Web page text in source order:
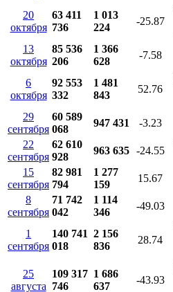
20
октября
63 411
736
1 013
224
-25.87
13
октября
85 536
206
1 366
628
-7.58
6
октября
92 553
332
1 481
843
52.76
29
сентября
60 589
068
947 431 -3.23
22
сентября
62 610
928
963 635 -24.55
15
сентября
82 981
794
1 277
159
15.67
8
сентября
71 742
042
1 114
346
-49.03
1
сентября
140 741
018
2 156
836
28.74
25
августа
109 317
746
1 686
637
-43.93